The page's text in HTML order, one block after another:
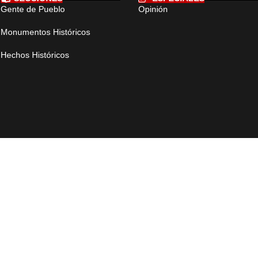
Gente de Pueblo
Monumentos Históricos
Hechos Históricos
Opinión